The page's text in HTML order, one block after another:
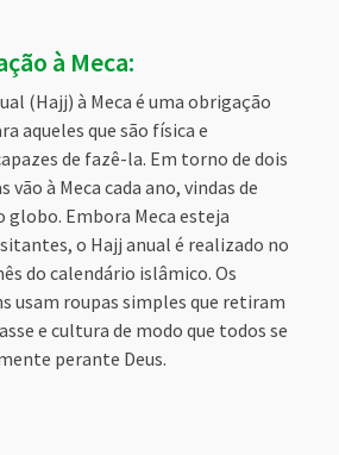
à Meca:
(Hajj) à Meca é uma obrigação
aqueles que são física e
de fazê-la. Em torno de dois
vão à Meca cada ano, vindas de
globo. Embora Meca esteja
o Hajj anual é realizado no
do calendário islâmico. Os
usam roupas simples que retiram
e cultura de modo que todos se
perante Deus.